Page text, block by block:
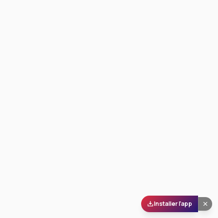
Installer l'app